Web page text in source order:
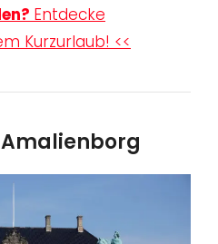
Entdecke
Kurzurlaub! <<
Amalienborg